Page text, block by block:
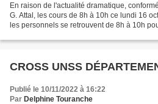
En raison de l'actualité dramatique,
G. Attal, les cours de 8h à 10h ce lundi 16
les personnels se retrouvent de 8h à 10h
CROSS UNSS
Publié le 10/11/2022 à 16:22
Par Delphine Touranche